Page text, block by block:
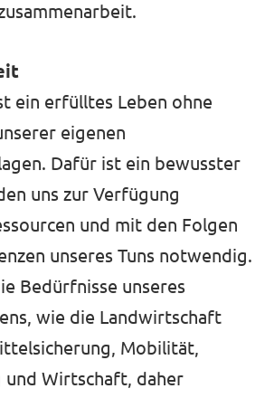
ein erfülltes Leben ohne
eigenen
Dafür ist ein bewusster
uns zur Verfügung
und mit den Folgen
unseres Tuns notwendig.
Bedürfnisse unseres
wie die Landwirtschaft
Mobilität,
und Wirtschaft, daher